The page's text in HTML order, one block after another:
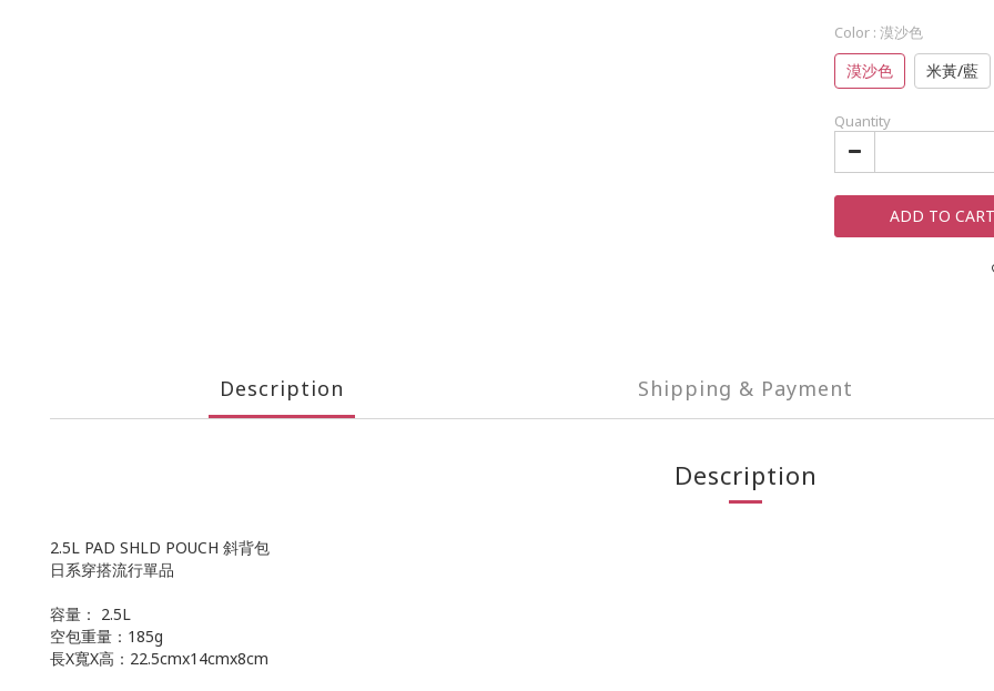
Color : 漠沙色
漠沙色 米黃/藍
Quantity
ADD TO CART
Description Shipping & Payment
Description
2.5L PAD SHLD POUCH 斜背包
日系穿搭流行單品
容量： 2.5L
空包重量：185g
長X寬X高：22.5cmx14cmx8cm